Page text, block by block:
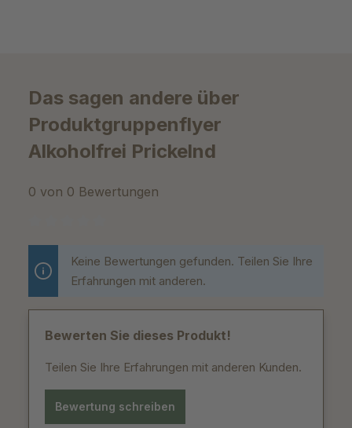
Das sagen andere über
Produktgruppenflyer
Alkoholfrei Prickelnd
0 von 0 Bewertungen
Durchschnittliche Bewertung von 0 von 5 Sternen
Keine Bewertungen gefunden. Teilen Sie Ihre
Erfahrungen mit anderen.
Bewerten Sie dieses Produkt!
Teilen Sie Ihre Erfahrungen mit anderen Kunden.
Bewertung schreiben